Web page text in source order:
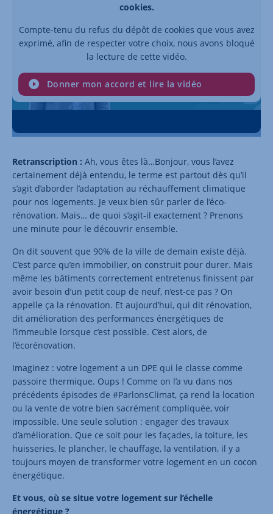
cookies.
Compte-tenu du refus du dépôt de cookies que vous avez
exprimé, afin de respecter votre choix, nous avons bloqué
la lecture de cette vidéo.
Donner mon accord et lire la vidéo
Retranscription : Ah, vous êtes là…Bonjour, vous l’avez
certainement déjà entendu, le terme est partout dès qu’il
s’agit d’aborder l’adaptation au réchauffement climatique
pour nos logements. Je veux bien sûr parler de l’éco-
rénovation. Mais… de quoi s’agit-il exactement ? Prenons
une minute pour le découvrir ensemble.
On dit souvent que 90% de la ville de demain existe déjà.
C’est parce qu’en immobilier, on construit pour durer. Mais
même les bâtiments correctement entretenus finissent par
avoir besoin d’un petit coup de neuf, n’est-ce pas ? On
appelle ça la rénovation. Et aujourd’hui, qui dit rénovation,
dit amélioration des performances énergétiques de
l’immeuble lorsque c’est possible. C’est alors, de
l’écorénovation.
Imaginez : votre logement a un DPE qui le classe comme
passoire thermique. Oups ! Comme on l’a vu dans nos
précédents épisodes de #ParlonsClimat, ça rend la location
ou la vente de votre bien sacrément compliquée, voir
impossible. Une seule solution : engager des travaux
d’amélioration. Que ce soit pour les façades, la toiture, les
huisseries, le plancher, le chauffage, la ventilation, il y a
toujours moyen de transformer votre logement en un cocon
énergétique.
Et vous, où se situe votre logement sur l’échelle
énergétique ?